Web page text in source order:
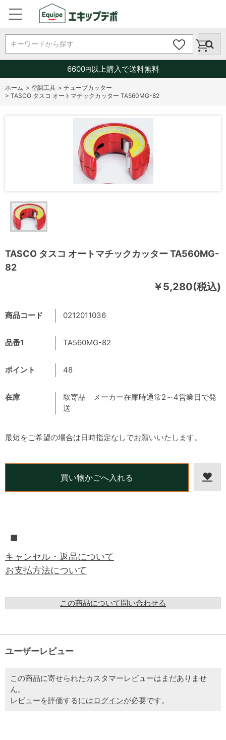
キーワードから探す
6600円以上購入で送料無料
ホーム > 空調工具 > チューブカッター
> TASCO タスコ オートマチックカッター TA560MG-82
TASCO タスコ オートマチックカッター TA560MG-
82
￥5,280(税込)
商品コード 0212011036
品番1 TA560MG-82
ポイント 48
在庫
取寄品 メーカー在庫時通常2～4営業日で発
送
■
キャンセル・返品について
お支払方法について
この商品について問い合わせる
最短をご希望の場合は日時指定なしでお願いいたします。
ユーザーレビュー
この商品に寄せられたカスタマーレビューはまだありませ
ん。
レビューを評価するにはログインが必要です。